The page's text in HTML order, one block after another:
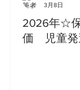
2026年☆
価 児童発
3月8日